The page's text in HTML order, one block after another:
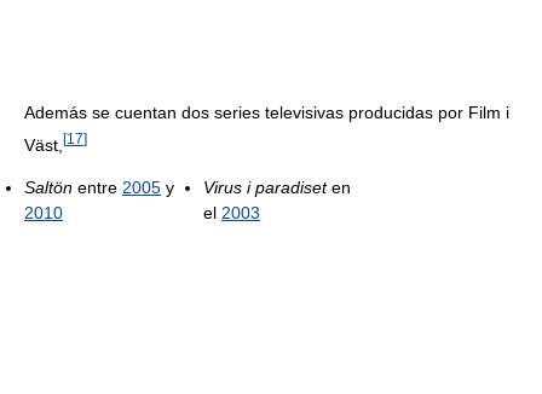
Además se cuentan dos series televisivas producidas por Film i
Väst, [17]
Saltön entre 2005 y
2010
Virus i paradiseten
el 2003